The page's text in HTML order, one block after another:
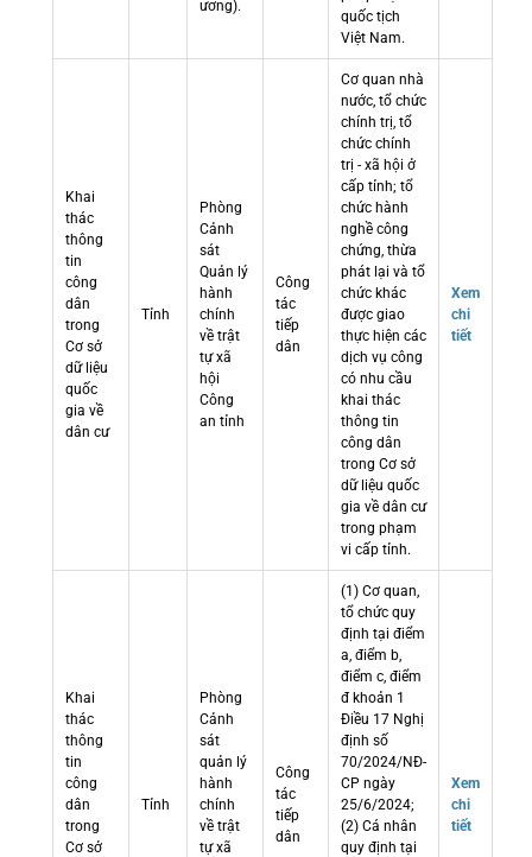
ương).
quốc tịch
Việt Nam.
Khai
thác
thông
tin
công
dân
trong
Cơ sở
dữ liệu
quốc
gia về
dân cư
Tỉnh
Phòng
Cảnh
sát
Quản lý
hành
chính
về trật
tự xã
hội
Công
an tỉnh
Công
tác
tiếp
dân
Cơ quan nhà
nước, tổ chức
chính trị, tổ
chức chính
trị - xã hội ở
cấp tỉnh; tổ
chức hành
nghề công
chứng, thừa
phát lại và tổ
chức khác
được giao
thực hiện các
dịch vụ công
có nhu cầu
khai thác
thông tin
công dân
trong Cơ sở
dữ liệu quốc
gia về dân cư
trong phạm
vi cấp tỉnh.
Xem
chi
tiết
Khai
thác
thông
tin
công
dân
trong
Cơ sở
Tỉnh
Phòng
Cảnh
sát
quản lý
hành
chính
về trật
tự xã
Công
tác
tiếp
dân
(1) Cơ quan,
tổ chức quy
định tại điểm
a, điểm b,
điểm c, điểm
đ khoản 1
Điều 17 Nghị
định số
70/2024/NĐ-
CP ngày
25/6/2024;
(2) Cá nhân
quy định tại
Xem
chi
tiết